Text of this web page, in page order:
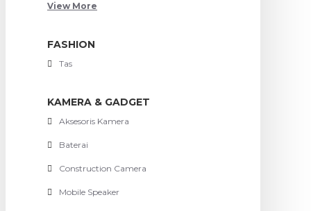
View More
FASHION
Tas
KAMERA & GADGET
Aksesoris Kamera
Baterai
Construction Camera
Mobile Speaker